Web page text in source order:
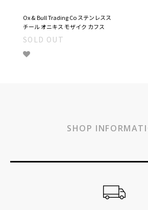
Ox & Bull Trading Co ステンレスス
チール オニキス モザイク カフス
SOLD OUT
SHOP